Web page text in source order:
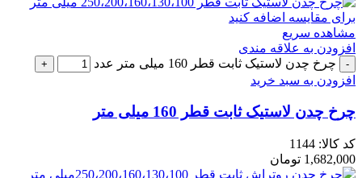
برای مقایسه اضافه کنید
مشاهده سریع
افزودن به علاقه مندی
چرخ چدن لاستیک ثابت قطر 160 میلی متر عدد
افزودن به سبد خرید
چرخ چدن لاستیک ثابت قطر 160 میلی متر
کد کالا: 1144
1,682,000 تومان